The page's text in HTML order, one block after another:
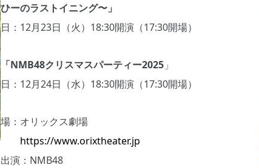
ひーのラストイニング〜」
日：12月23日（火）18:30開演（17:30開場）
「NMB48クリスマスパーティー2025 」
日：12月24日（水）18:30開演（17:30開場）
場：オリックス劇場
https://www.orixtheater.jp
出演：NMB48